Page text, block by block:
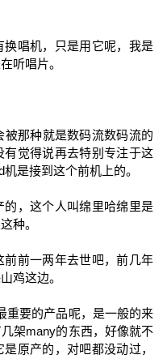
唱机，只是用它呢，我是
听唱片。
那种就是数码流数码流的
觉得说再去特别专注于这
是接到这个前机上的。
，这个人叫绵里哈绵里是
种。
前一两年去世吧，前几年
鸡这边。
重要的产品呢，是一般的来
架many的东西，好像就不
原产的，对吧都没动过，